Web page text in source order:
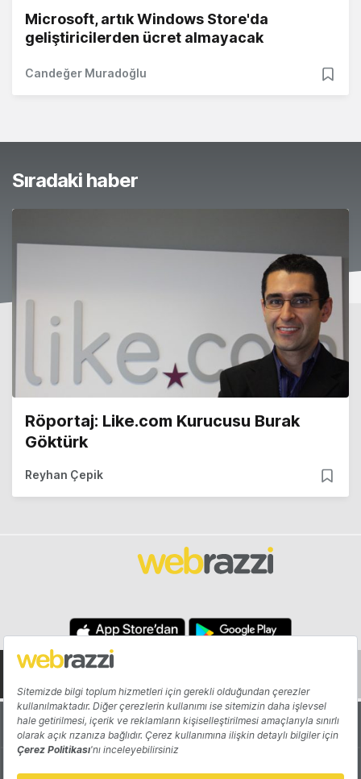
Microsoft, artık Windows Store'da
geliştiricilerden ücret almayacak
Candeğer Muradoğlu
Sıradaki haber
Röportaj: Like.com Kurucusu Burak
Göktürk
Reyhan Çepik
Hakkında Yazarlar
Katkıda Bulun Reklam